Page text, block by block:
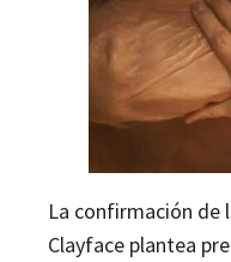
La confirmación de
Clayface plantea